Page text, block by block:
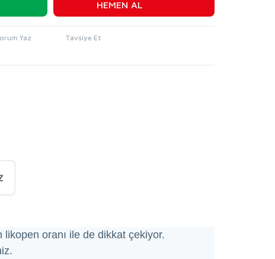
HEMEN AL
Yaz
Tavsiye Et
oranı ile de dikkat çekiyor.